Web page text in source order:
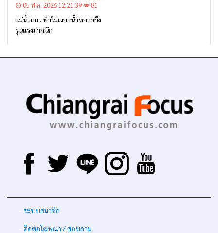
05 ส.ค. 2026 12:21:39 81
แม่น้ำกก.. ทำไมเวลาน้ำหลากถึง
รุนแรงมากนัก
ระบบสมาชิก
ติดต่อโฆษณา / สอบถาม